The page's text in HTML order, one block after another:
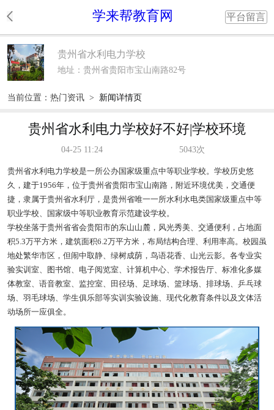
学来帮教育网 平台留言
贵州省水利电力学校
地址：贵州省贵阳市宝山南路82号
当前位置： 热门资讯 > 新闻详情页
贵州省水利电力学校好不好|学校环境
04-25 11:24 5043次
贵州省水利电力学校是一所公办国家级重点中等职业学校。学校历史悠
久，建于1956年，位于贵州省贵阳市宝山南路，附近环境优美，交通便
捷，隶属于贵州省水利厅，是贵州省唯一一所水利水电类国家级重点中等
职业学校、国家级中等职业教育示范建设学校。
学校坐落于贵州省省会贵阳市的东山山麓，风光秀美、交通便利，占地面
积5.3万平方米，建筑面积6.2万平方米，布局结构合理、利用率高。校园虽
地处繁华市区，但闹中取静、绿树成荫，鸟语花香、山光云影。各专业实
验实训室、图书馆、电子阅览室、计算机中心、学术报告厅、标准化多媒
体教室、语音教室、监控室、田径场、足球场、篮球场、排球场、乒乓球
场、羽毛球场、学生俱乐部等实训实验设施、现代化教育条件以及文体活
动场所一应俱全。